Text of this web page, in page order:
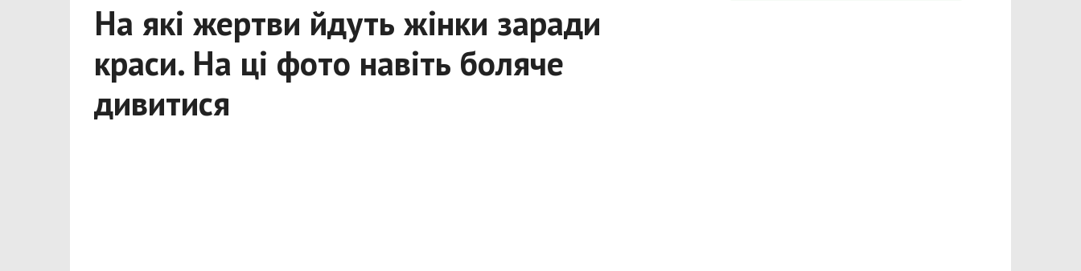
На які жертви йдуть жінки заради
краси. На ці фото навіть боляче
дивитися